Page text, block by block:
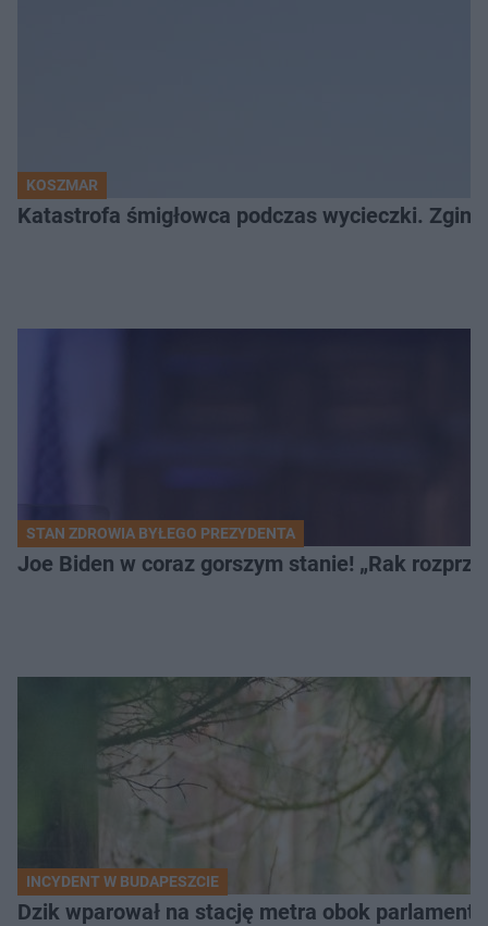
KOSZMAR
Katastrofa śmigłowca podczas wycieczki.
STAN ZDROWIA BYŁEGO PREZYDENTA
Joe Biden w coraz gorszym stanie! „Rak
INCYDENT W BUDAPESZCIE
Dzik wparował na stację metra obok